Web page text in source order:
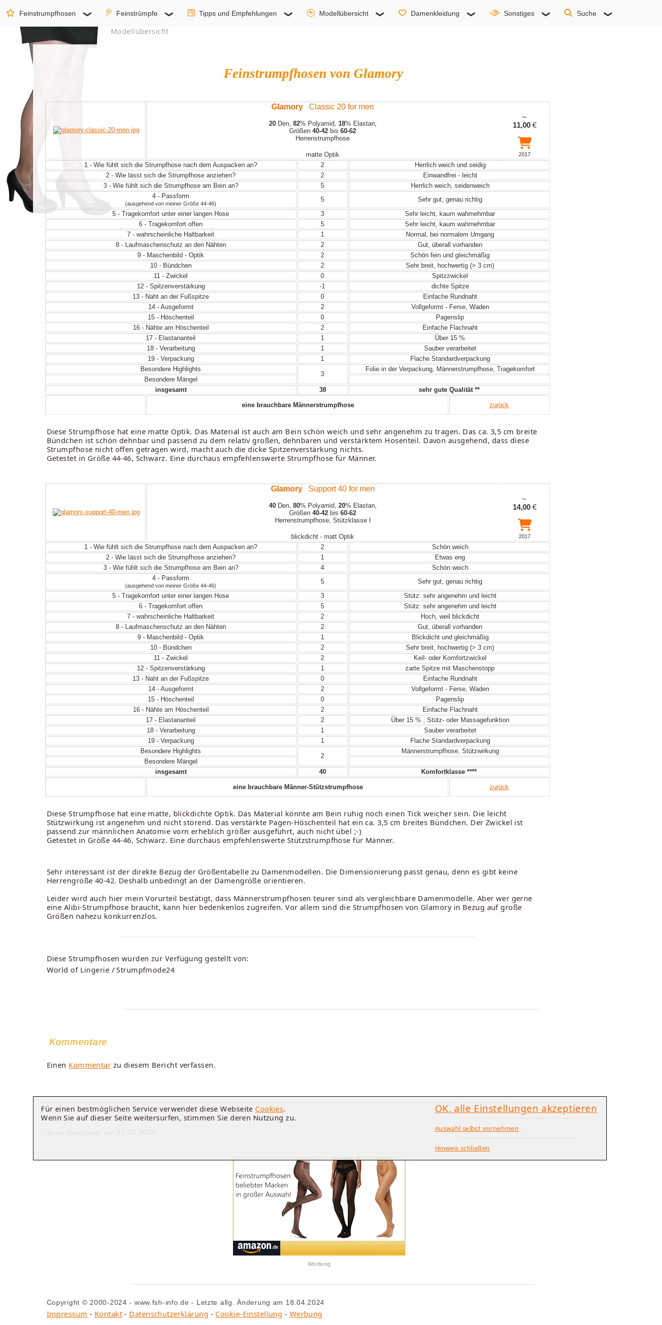
Feinstrumpfhosen Feinstrümpfe Tipps und Empfehlungen Modellübersicht Damenkleidung Sonstiges Suche
Modellübersicht
Feinstrumpfhosen von Glamory
Glamory Classic 20 for men
20Den, 82% Polyamid, 18% Elastan,
Größen40-42 bis60-62
Herrenstrumpfhose
~
11,00€
matte Optik 2017
1 - Wie fühlt sich die Strumpfhose nach dem Auspacken an? 2
Herrlich weich und seidig
2 - Wie lässt sich die Strumpfhose anziehen?
2
Einwandfrei - leicht
3 - Wie fühlt sich die Strumpfhose am Bein an?
5
Herrlich weich, seidenweich
4 - Passform
(ausgehend von meiner Größe 44-46)
5
Sehr gut, genau richtig
5 - Tragekomfort unter einer langen Hose
3
Sehr leicht, kaum wahrnehmbar
6 - Tragekomfort offen
5
Sehr leicht, kaum wahrnehmbar
7 - wahrscheinliche Haltbarkeit
1
Normal, bei normalem Umgang
8 - Laufmaschenschutz an den Nähten
2
Gut, überall vorhanden
9 - Maschenbild - Optik
2
Schön fein und gleichmäßig
10 - Bündchen
2
Sehr breit, hochwertig (> 3 cm)
11 - Zwickel
0
Spitzzwickel
12 - Spitzenverstärkung
-1
dichte Spitze
13 - Naht an der Fußspitze
0
Einfache Rundnaht
14 - Ausgeformt
2
Vollgeformt - Ferse, Waden
15 - Höschenteil
0
Pagenslip
16 - Nähte am Höschenteil
2
Einfache Flachnaht
17 - Elastananteil
1
Über 15 %
18 - Verarbeitung
1
Sauber verarbeitet
19 - Verpackung
1
Flache Standardverpackung
Besondere Highlights
3
Folie in der Verpackung, Männerstrumpfhose, Tragekomfort
Besondere Mängel
insgesamt
38 sehr gute Qualität **
eine brauchbare Männerstrumpfhose zurück
Diese Strumpfhose hat eine matte Optik. Das Material ist auch am Bein schön weich und sehr angenehm zu tragen. Das ca. 3,5 cm breite
Bündchen ist schön dehnbar und passend zu dem relativ großen, dehnbaren und verstärktem Hosenteil. Davon ausgehend, dass diese
Strumpfhose nicht offen getragen wird, macht auch die dicke Spitzenverstärkung nichts.
Getestet in Größe 44-46, Schwarz. Eine durchaus empfehlenswerte Strumpfhose für Männer.
GlamorySupport 40 for men
40Den, 80% Polyamid, 20% Elastan,
Größen40-42 bis60-62
Herrenstrumpfhose, Stützklasse I
~
14,00€
blickdicht - matt Optik 2017
1 - Wie fühlt sich die Strumpfhose nach dem Auspacken an? 2
Schön weich
2 - Wie lässt sich die Strumpfhose anziehen?
1
Etwas eng
3 - Wie fühlt sich die Strumpfhose am Bein an?
4
Schön weich
4 - Passform
(ausgehend von meiner Größe 44-46)
5
Sehr gut, genau richtig
5 - Tragekomfort unter einer langen Hose
3
Stütz: sehr angenehm und leicht
6 - Tragekomfort offen
5
Stütz: sehr angenehm und leicht
7 - wahrscheinliche Haltbarkeit
2
Hoch, weil blickdicht
8 - Laufmaschenschutz an den Nähten
2
Gut, überall vorhanden
9 - Maschenbild - Optik
1
Blickdicht und gleichmäßig
10 - Bündchen
2
Sehr breit, hochwertig (> 3 cm)
11 - Zwickel
2
Keil- oder Komfortzwickel
12 - Spitzenverstärkung
1
zarte Spitze mit Maschenstopp
13 - Naht an der Fußspitze
0
Einfache Rundnaht
14 - Ausgeformt
2
Vollgeformt - Ferse, Waden
15 - Höschenteil
0
Pagenslip
16 - Nähte am Höschenteil
2
Einfache Flachnaht
17 - Elastananteil
2
Über 15 % , Stütz- oder Massagefunktion
18 - Verarbeitung
1
Sauber verarbeitet
19 - Verpackung
1
Flache Standardverpackung
Besondere Highlights
2
Männerstrumpfhose, Stützwirkung
Besondere Mängel
insgesamt
40 Komfortklasse ****
eine brauchbare Männer-Stützstrumpfhose zurück
Diese Strumpfhose hat eine matte, blickdichte Optik. Das Material könnte am Bein ruhig noch einen Tick weicher sein. Die leicht
Stützwirkung ist angenehm und nicht störend. Das verstärkte Pagen-Höschenteil hat ein ca. 3,5 cm breites Bündchen. Der Zwickel ist
passend zur männlichen Anatomie vorn erheblich größer ausgeführt, auch nicht übel ;-)
Getestet in Größe 44-46, Schwarz. Eine durchaus empfehlenswerte Stützstrumpfhose für Männer.
Sehr interessant ist der direkte Bezug der Größentabelle zu Damenmodellen. Die Dimensionierung passt genau, denn es gibt keine
Herrengröße 40-42. Deshalb unbedingt an der Damengröße orientieren.
Leider wird auch hier mein Vorurteil bestätigt, dass Männerstrumpfhosen teurer sind als vergleichbare Damenmodelle. Aber wer gerne
eine Alibi-Strumpfhose braucht, kann hier bedenkenlos zugreifen. Vor allem sind die Strumpfhosen von Glamory in Bezug auf große
Größen nahezu konkurrenzlos.
Diese Strumpfhosen wurden zur Verfügung gestellt von:
World of Lingerie / Strumpfmode24
Kommentare
Einen Kommentar zu diesem Bericht verfassen.
Werbung
Copyright © 2000-2024 - www.fsh-info.de - Letzte allg. Änderung am 18.04.2024
Impressum - Kontakt- Datenschutzerklärung - Cookie-Einstellung - Werbung
Für einen bestmöglichen Service verwendet diese Webseite Cookies.
Wenn Sie auf dieser Seite weitersurfen, stimmen Sie deren Nutzung zu.
OK, alle Einstellungen akzeptieren
Auswahl selbst vornehmen
Hinweis schließen